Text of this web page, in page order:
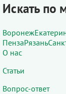
Искать по
Воронеж
ПензаРязань
О нас
Статьи
Вопрос-ответ